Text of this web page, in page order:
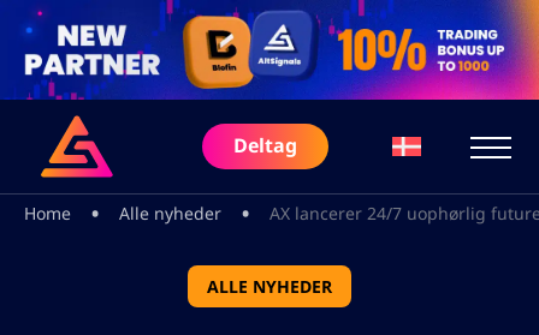
Deltag
Home • Alle nyheder • AX lancerer 24/7 uophørlig
ALLE NYHEDER